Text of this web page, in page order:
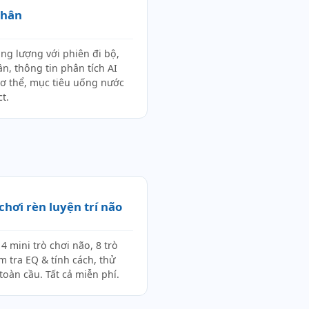
lượng với phiên đi bộ,
thông tin phân tích AI
thể, mục tiêu uống nước
rèn luyện trí não
mini trò chơi não, 8 trò
tra EQ & tính cách, thử
cầu. Tất cả miễn phí.